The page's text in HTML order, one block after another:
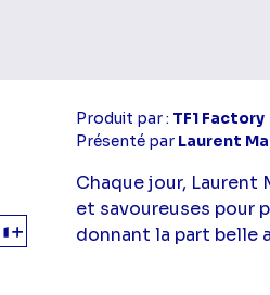
Produit par : TF1 Factory
Présenté par Laurent
Chaque jour,
et savoureuses pour
donnant la part belle